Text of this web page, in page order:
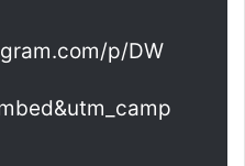
p/DW